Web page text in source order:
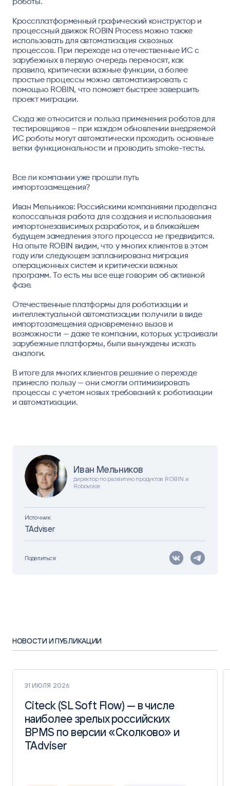
Иван Мельников
директор по развитию продуктов ROBIN и
Robovoice
Источник
TAdviser
Поделиться
Кроссплатформенный графический конструктор и
процессный движок ROBIN Process можно также
использовать для автоматизация сквозных
процессов. При переходе на отечественные ИС с
зарубежных в первую очередь переносят, как
правило, критически важные функции, а более
простые процессы можно автоматизировать с
помощью ROBIN, что поможет быстрее завершить
проект миграции.
Сюда же относится и польза применения роботов для
тестировщиков – при каждом обновлении внедряемой
ИС роботы могут автоматически проходить основные
ветки функциональности и проводить smoke-тесты.
Все ли компании уже прошли путь
импортозамещения?
Иван Мельников: Российскими компаниями проделана
колоссальная работа для создания и использования
импортонезависимых разработок, и в ближайшем
будущем замедления этого процесса не предвидится.
На опыте ROBIN видим, что у многих клиентов в этом
году или следующем запланирована миграция
операционных систем и критически важных
программ. То есть мы все еще говорим об активной
фазе.
Отечественные платформы для роботизации и
интеллектуальной автоматизации получили в виде
импортозамещения одновременно вызов и
возможности — даже те компании, которых устраивали
зарубежные платформы, были вынуждены искать
аналоги.
В итоге для многих клиентов решение о переходе
принесло пользу — они смогли оптимизировать
процессы с учетом новых требований к роботизации
и автоматизации.
НОВОСТИ И ПУБЛИКАЦИИ
31 ИЮЛЯ 2026
Citeck (SL Soft Flow) — в числе
наиболее зрелых российских
BPMS по версии «Сколково» и
TAdviser
Citeck (SL Soft Flow) — в числе
наиболее зрелых российских
BPMS по версии «Сколково» и
TAdviser